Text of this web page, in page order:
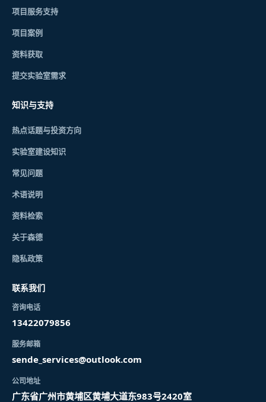
项目服务支持
项目案例
资料获取
提交实验室需求
知识与支持
热点话题与投资方向
实验室建设知识
常见问题
术语说明
资料检索
关于森德
隐私政策
联系我们
咨询电话
13422079856
服务邮箱
sende_services@outlook.com
公司地址
广东省广州市黄埔区黄埔大道东983号2420室